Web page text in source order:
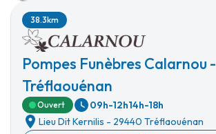
Pompes Funèbres Calarnou -
Tréflaouénan
38.3km
Ouvert 09h-12h14h-18h
Lieu Dit Kernilis - 29440 Tréflaouénan